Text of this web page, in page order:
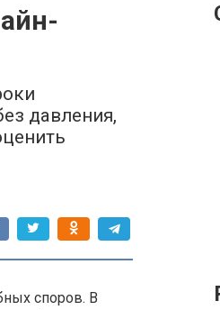
давления,
споров. В